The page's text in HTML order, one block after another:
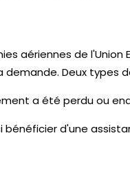
aériennes de
demande. Deux types
a été perdu ou
bénéficier d'une